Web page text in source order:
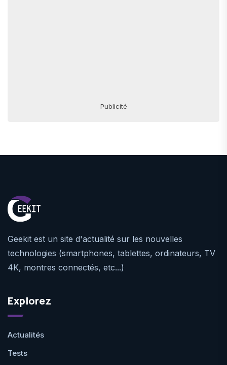
Publicité
Geekit est un site d'actualité sur les nouvelles
technologies (smartphones, tablettes, ordinateurs, TV
4K, montres connectés, etc...)
Explorez
Actualités
Tests